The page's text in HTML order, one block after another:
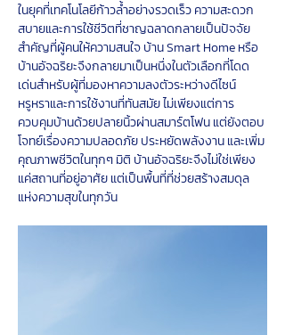
ในยุคที่เทคโนโลยีก้าวล้ำอย่างรวดเร็ว ความสะดวก
สบายและการใช้ชีวิตที่ชาญฉลาดกลายเป็นปัจจัย
สำคัญที่ผู้คนให้ความสนใจ บ้าน Smart Home หรือ
บ้านอัจฉริยะจึงกลายมาเป็นหนึ่งในตัวเลือกที่โดด
เด่นสำหรับผู้ที่มองหาความลงตัวระหว่างดีไซน์
หรูหราและการใช้งานที่ทันสมัย ไม่เพียงแต่การ
ควบคุมบ้านด้วยปลายนิ้วผ่านสมาร์ตโฟน แต่ยังตอบ
โจทย์เรื่องความปลอดภัย ประหยัดพลังงาน และเพิ่ม
คุณภาพชีวิตในทุกๆ มิติ บ้านอัจฉริยะจึงไม่ใช่เพียง
แค่สถานที่อยู่อาศัย แต่เป็นพื้นที่ที่ช่วยสร้างสมดุล
แห่งความสุขในทุกวัน